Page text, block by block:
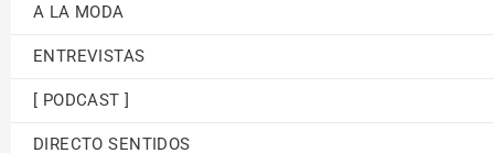
A LA MODA
ENTREVISTAS
[ PODCAST ]
DIRECTO SENTIDOS